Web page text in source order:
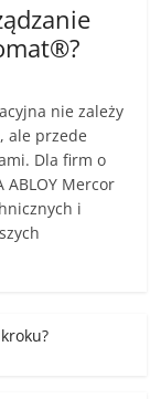
nie zależy
ale przede
Dla firm o
Mercor
i